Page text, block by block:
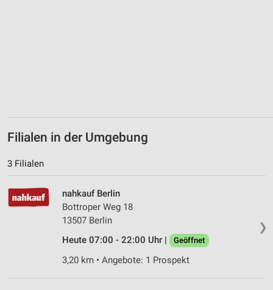
Filialen in der Umgebung
3 Filialen
❯
nahkauf Berlin
Bottroper Weg 18
13507 Berlin
Heute 07:00 - 22:00 Uhr |
Geöffnet
3,20 km • Angebote: 1 Prospekt
Analyse von Zielgruppen durch Statistiken oder
Kombinationen von Daten aus verschiedenen
Verwendung reduzierter Daten zur Auswahl von